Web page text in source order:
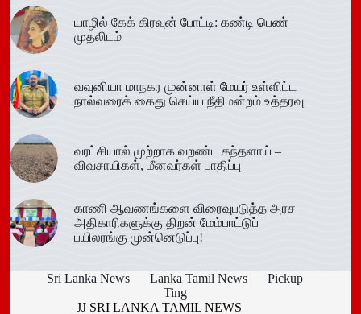
யாழில் கேக் கிரவுன் போட்டி: கண்டி பெண்
முதலிடம்
வவுனியா மாநகர முன்னாள் மேயர் உள்ளிட்ட
நால்வரைக் கைது செய்ய நீதிமன்றம் உத்தரவு
வரட்சியால் முற்றாக வறண்ட கந்தளாய் –
விவசாயிகள், மீனவர்கள் பாதிப்பு
காணி ஆவணங்களை விரைவுபடுத்த அரச
அதிகாரிகளுக்கு திறன் மேம்பாட்டுப்
பயிலரங்கு முன்னெடுப்பு!
Sri Lanka News Lanka Tamil News
Pickup
Ting
JJ SRI LANKA TAMIL NEWS